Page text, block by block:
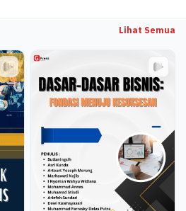
Lihat Semua